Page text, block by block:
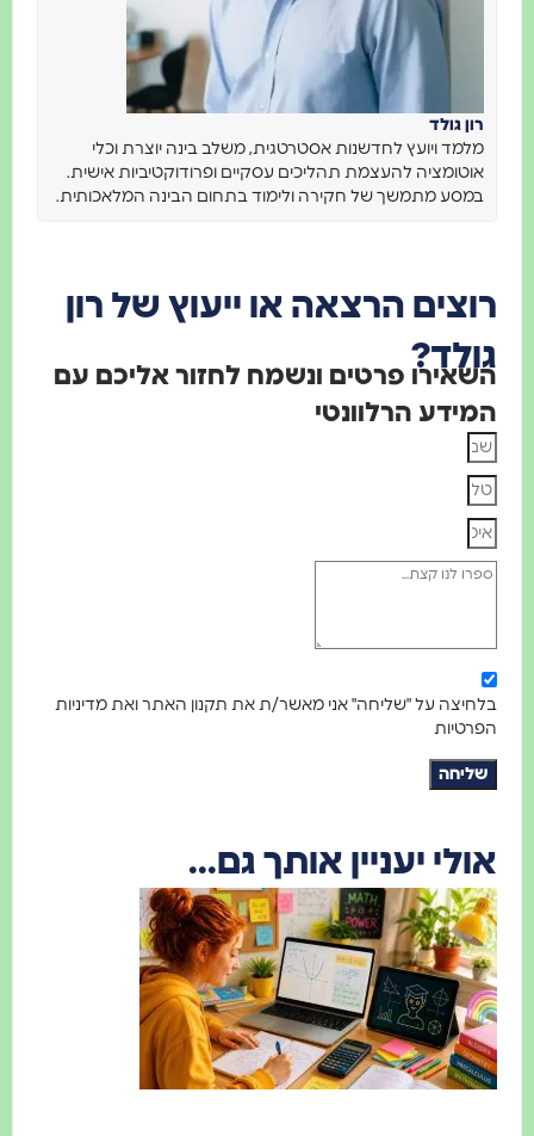
רון גולד
מלמד ויועץ לחדשנות אסטרטגית, משלב בינה יוצרת וכלי
אוטומציה להעצמת תהליכים עסקיים ופרודוקטיביות אישית.
במסע מתמשך של חקירה ולימוד בתחום הבינה המלאכותית.
רוצים הרצאה או ייעוץ של רון
גולד?
השאירו פרטים ונשמח לחזור אליכם עם
המידע הרלוונטי
בלחיצה על "שליחה" אני מאשר/ת את תקנון האתר ואת מדיניות
הפרטיות
שליחה
אולי יעניין אותך גם...